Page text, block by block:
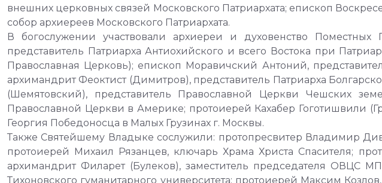
внешних церковных связей Московского Патриархата; епископ
собор архиереев Московского Патриархата.
В богослужении участвовали архиереи и духовенство
представитель Патриарха Антиохийского и всего Востока при
Православная Церковь); епископ Моравичский Антоний,
архимандрит Феоктист (Димитров), представитель Патриарха
(Шемятовский), представитель Православной Церкви Чешских
Православной Церкви в Америке; протоиерей Кахабер Гоготишвили
Георгия Победоносца в Малых Грузинах г. Москвы.
Также Святейшему Владыке сослужили: протопресвитер Владимир
протоиерей Михаил Рязанцев, ключарь Храма Христа Спасителя;
архимандрит Филарет (Булеков), заместитель председателя ОВЦС
Тихоновского гуманитарного университета; протоиерей Максим